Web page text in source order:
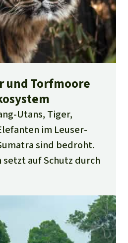
und Torfmoore
Utans, Tiger,
im Leuser-
sind bedroht.
setzt auf Schutz durch